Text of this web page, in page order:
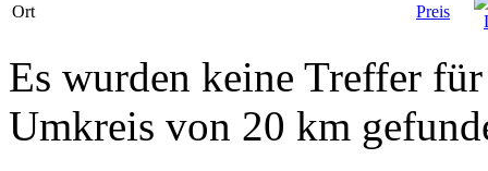
Ort Preis
Es wurden keine Treffer
Umkreis von 20 km